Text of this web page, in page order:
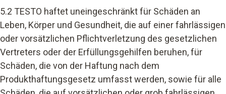
5.2 TESTO haftet uneingeschränkt für Schäden an
Leben, Körper und Gesundheit, die auf einer fahrlässigen
oder vorsätzlichen Pflichtverletzung des gesetzlichen
Vertreters oder der Erfüllungsgehilfen beruhen, für
Schäden, die von der Haftung nach dem
Produkthaftungsgesetz umfasst werden, sowie für alle